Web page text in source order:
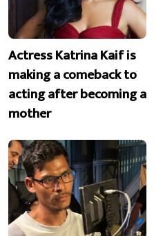
Actress Katrina Kaif is
making a comeback to
acting after becoming a
mother